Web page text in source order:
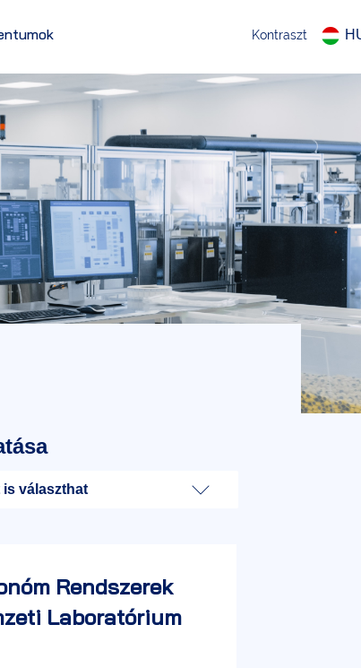
Kontraszt
is választhat
Rendszerek
Laboratórium